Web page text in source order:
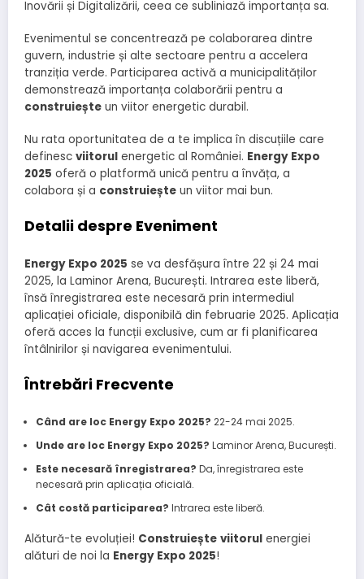
Inovării și Digitalizării, ceea ce subliniază importanța sa.
Evenimentul se concentrează pe colaborarea dintre
guvern, industrie și alte sectoare pentru a accelera
tranziția verde. Participarea activă a municipalităților
demonstrează importanța colaborării pentru a
construiește un viitor energetic durabil.
Nu rata oportunitatea de a te implica în discuțiile care
definesc viitorul energetic al României. Energy Expo
2025 oferă o platformă unică pentru a învăța, a
colabora și a construiește un viitor mai bun.
Detalii despre Eveniment
Energy Expo 2025 se va desfășura între 22 și 24 mai
2025, la Laminor Arena, București. Intrarea este liberă,
însă înregistrarea este necesară prin intermediul
aplicației oficiale, disponibilă din februarie 2025. Aplicația
oferă acces la funcții exclusive, cum ar fi planificarea
întâlnirilor și navigarea evenimentului.
Întrebări Frecvente
Când are loc Energy Expo 2025? 22-24 mai 2025.
Unde are loc Energy Expo 2025? Laminor Arena, București.
Este necesară înregistrarea? Da, înregistrarea este
necesară prin aplicația oficială.
Cât costă participarea? Intrarea este liberă.
Alătură-te evoluției! Construiește viitorul energiei
alături de noi la Energy Expo 2025!